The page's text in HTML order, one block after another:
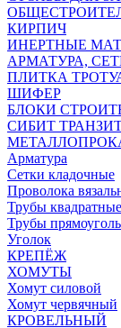
КИРПИЧ
ИНЕРТНЫЕ
АРМАТУРА,
ПЛИТКА
ШИФЕР
БЛОКИ
СИБИТ
Арматура
Сетки кладочные
Проволока
Трубы квадратные
Трубы
Уголок
КРЕПЁЖ
ХОМУТЫ
Хомут силовой
Хомут червячный
КРОВЕЛЬНЫЙ